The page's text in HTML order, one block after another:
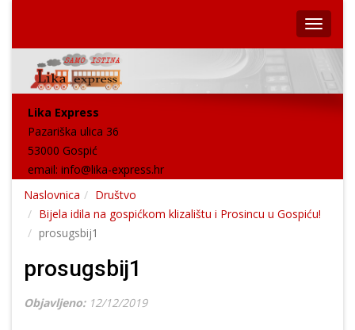
Lika Express
Pazariška ulica 36
53000 Gospić
email: info@lika-express.hr
Naslovnica
Društvo
Bijela idila na gospićkom klizalištu i Prosincu u Gospiću!
prosugsbij1
prosugsbij1
Objavljeno: 12/12/2019